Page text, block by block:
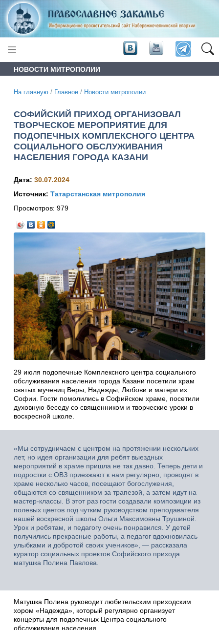
НОВОСТИ МИТРОПОЛИИ
На главную / Главное / Новости митрополии
СОФИЙСКИЙ ПРИХОД ОРГАНИЗОВАЛ
ТВОРЧЕСКОЕ МЕРОПРИЯТИЕ ДЛЯ
ПОДОПЕЧНЫХ КОМПЛЕКСНОГО ЦЕНТРА
СОЦИАЛЬНОГО ОБСЛУЖИВАНИЯ
НАСЕЛЕНИЯ ГОРОДА КАЗАНИ
Дата: 30.07.2024
Источник: Татарстанская митрополия
Просмотров: 979
29 июля подопечные Комплексного центра социального
обслуживания населения города Казани посетили храм
святых мучениц Веры, Надежды, Любови и матери их
Софии. Гости помолились в Софийском храме, посетили
духовную беседу со священником и творческие уроки в
воскресной школе.
«Мы сотрудничаем с центром на протяжении нескольких
лет, но идея организации для ребят выездных
мероприятий в храме пришла не так давно. Теперь дети и
подростки с ОВЗ приезжают к нам регулярно, проводят в
храме несколько часов, посещают богослужения,
общаются со священником за трапезой, а затем идут на
мастер-классы. В этот раз гости создавали композиции из
полевых цветов под чутким руководством преподавателя
нашей воскресной школы Ольги Максимовны Трушиной.
Урок и ребятам, и педагогу очень понравился. У детей
получились прекрасные работы, а педагог вдохновилась
улыбками и добротой своих учеников», — рассказала
куратор социальных проектов Софийского прихода
матушка Полина Павлова.
Матушка Полина руководит любительским приходским
хором «Надежда», который регулярно организует
концерты для подопечных Центра социального
обслуживания населения.